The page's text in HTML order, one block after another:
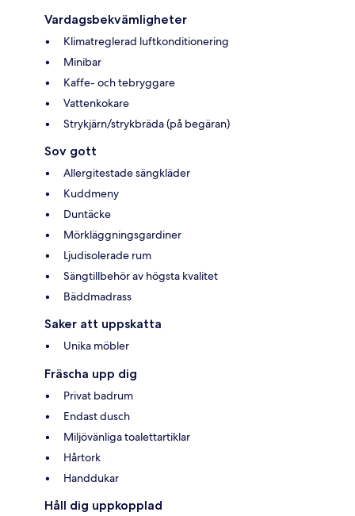
Vardagsbekvämligheter
Klimatreglerad luftkonditionering
Minibar
Kaffe- och tebryggare
Vattenkokare
Strykjärn/strykbräda (på begäran)
Sov gott
Allergitestade sängkläder
Kuddmeny
Duntäcke
Mörkläggningsgardiner
Ljudisolerade rum
Sängtillbehör av högsta kvalitet
Bäddmadrass
Saker att uppskatta
Unika möbler
Fräscha upp dig
Privat badrum
Endast dusch
Miljövänliga toalettartiklar
Hårtork
Handdukar
Håll dig uppkopplad